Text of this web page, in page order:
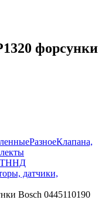
форсунки
РазноеКлапана,
ТННД
датчики,
Bosch 0445110190